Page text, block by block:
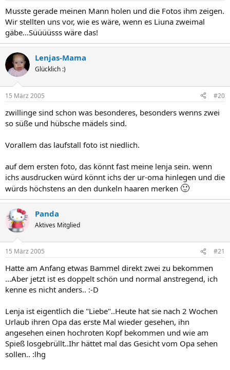
Musste gerade meinen Mann holen und die Fotos ihm zeigen.
Wir stellten uns vor, wie es wäre, wenn es Liuna zweimal
gäbe...Süüüüsss wäre das!
Lenjas-Mama
Glücklich :)
15 März 2005 #20
zwillinge sind schon was besonderes, besonders wenns zwei
so süße und hübsche mädels sind.
Vorallem das laufstall foto ist niedlich.
auf dem ersten foto, das könnt fast meine lenja sein. wenn
ichs ausdrucken würd könnt ichs der ur-oma hinlegen und die
würds höchstens an den dunkeln haaren merken 🙂
Panda
Aktives Mitglied
15 März 2005 #21
Hatte am Anfang etwas Bammel direkt zwei zu bekommen
...Aber jetzt ist es doppelt schön und normal anstregend, ich
kenne es nicht anders.. :-D
Lenja ist eigentlich die "Liebe"..Heute hat sie nach 2 Wochen
Urlaub ihren Opa das erste Mal wieder gesehen, ihn
angesehen einen hochroten Kopf bekommen und wie am
Spieß losgebrüllt..Ihr hättet mal das Gesicht vom Opa sehen
sollen.. :lhg